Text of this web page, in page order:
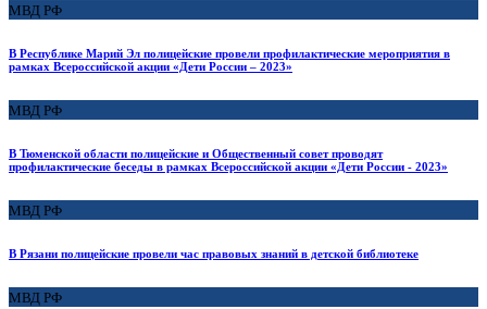
МВД РФ
В Республике Марий Эл полицейские провели профилактические мероприятия в
рамках Всероссийской акции «Дети России – 2023»
МВД РФ
В Тюменской области полицейские и Общественный совет проводят
профилактические беседы в рамках Всероссийской акции «Дети России - 2023»
МВД РФ
В Рязани полицейские провели час правовых знаний в детской библиотеке
МВД РФ